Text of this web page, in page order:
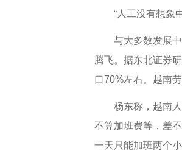
“人工没有想象中
与大多数发展中
腾飞。据东北证券
口70%左右。越南
杨东称，越南人
不算加班费等，差
一天只能加班两个